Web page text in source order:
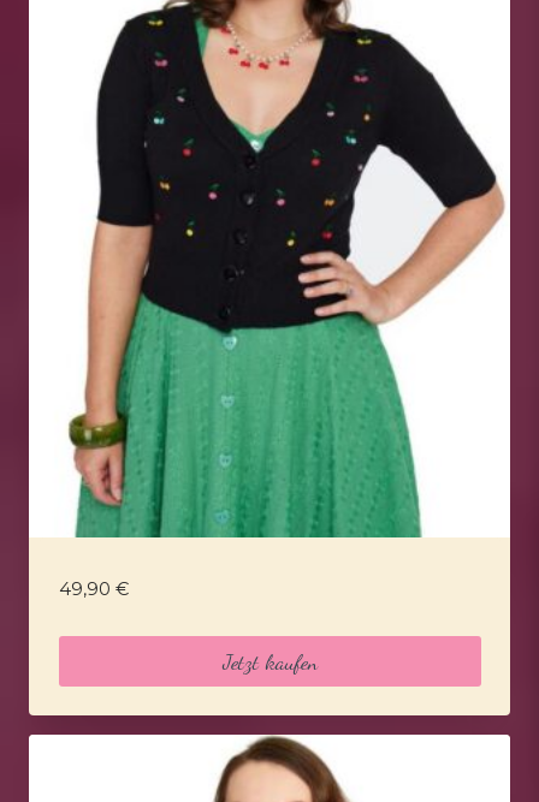
49,90 €
Jetzt kaufen